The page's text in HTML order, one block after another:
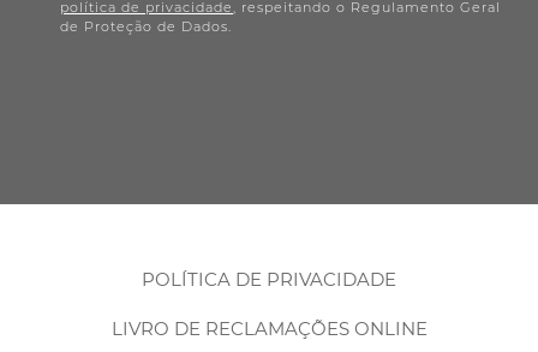
política de privacidade , respeitando o Regulamento Geral
de Proteção de Dados.
POLÍTICA DE PRIVACIDADE
LIVRO DE RECLAMAÇÕES ONLINE